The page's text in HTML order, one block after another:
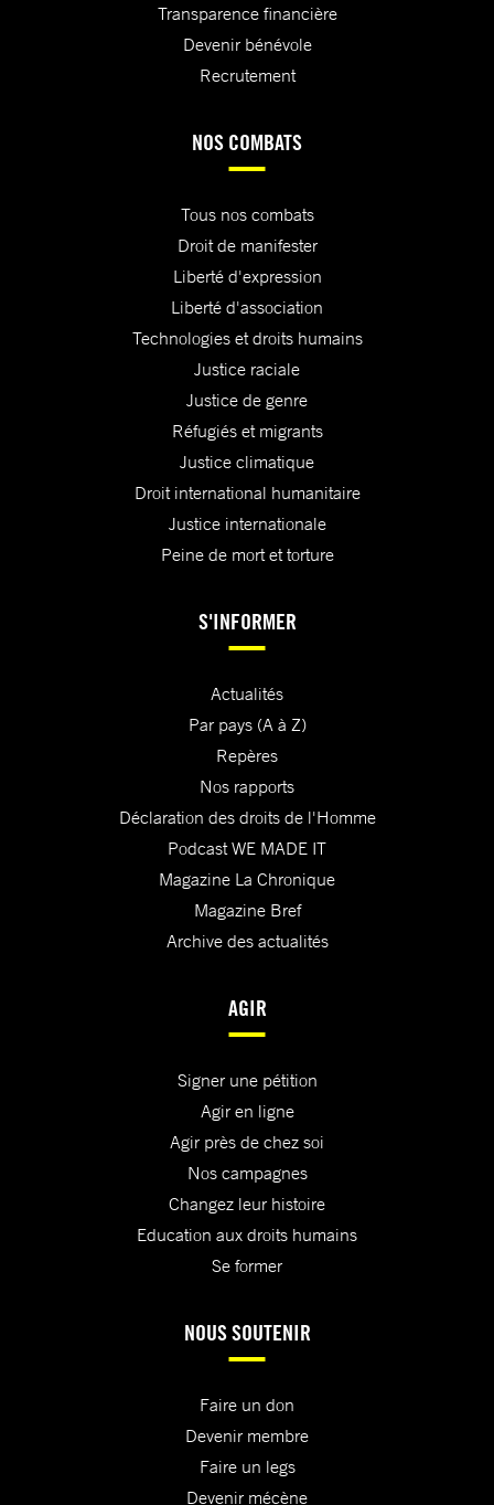
Transparence financière
Devenir bénévole
Recrutement
NOS COMBATS
Tous nos combats
Droit de manifester
Liberté d'expression
Liberté d'association
Technologies et droits humains
Justice raciale
Justice de genre
Réfugiés et migrants
Justice climatique
Droit international humanitaire
Justice internationale
Peine de mort et torture
S'INFORMER
Actualités
Par pays (A à Z)
Repères
Nos rapports
Déclaration des droits de l'Homme
Podcast WE MADE IT
Magazine La Chronique
Magazine Bref
Archive des actualités
AGIR
Signer une pétition
Agir en ligne
Agir près de chez soi
Nos campagnes
Changez leur histoire
Education aux droits humains
Se former
NOUS SOUTENIR
Faire un don
Devenir membre
Faire un legs
Devenir mécène